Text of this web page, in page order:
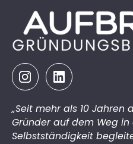
„Seit mehr als 10 Jahren
Gründer auf dem Weg
Selbstständigkeit